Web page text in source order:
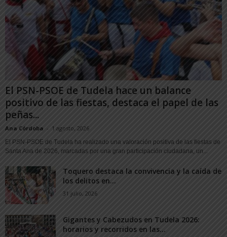
El PSN-PSOE de Tudela hace un balance
positivo de las fiestas, destaca el papel de las
peñas...
Ana Córdoba - 1 agosto, 2026
El PSN-PSOE de Tudela ha realizado una valoración positiva de las fiestas de
Santa Ana de 2026, marcadas por una gran participación ciudadana, un...
Toquero destaca la convivencia y la caída de
los delitos en...
31 julio, 2026
Gigantes y Cabezudos en Tudela 2026:
horarios y recorridos en las...